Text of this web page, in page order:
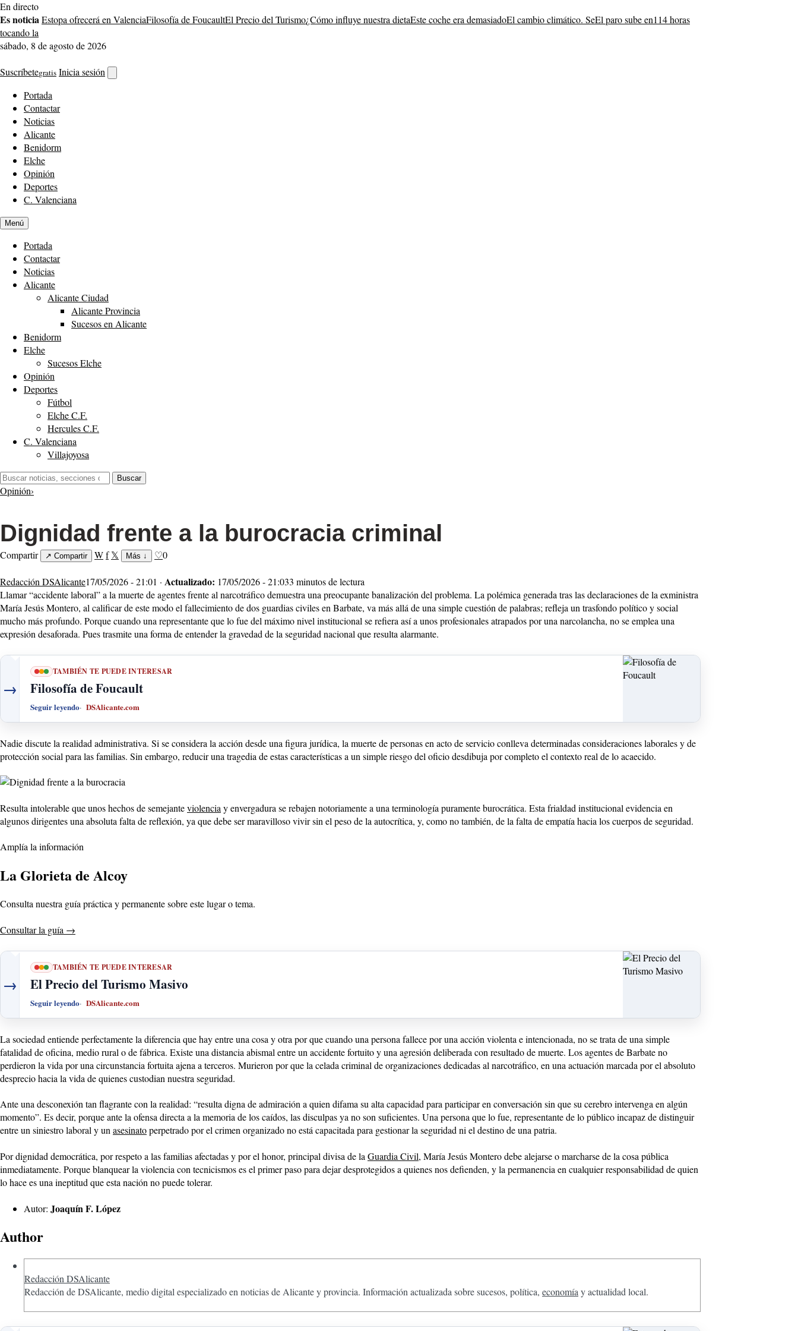
Saltar
al
contenido
En directo
Es noticiaEstopa ofrecerá en ValenciaFilosofía de FoucaultEl Precio del Turismo¿Cómo influye nuestra dietaEste coche era demasiadoEl cambio climático. SeEl paro sube en114 horas
tocando la
sábado, 8 de agosto de 2026
Suscríbetegratis Inicia sesión
buscador
Portada
Contactar
Noticias
Alicante
Benidorm
Elche
Opinión
Deportes
C. Valenciana
Menú
Portada
Contactar
Noticias
Alicante
Alicante Ciudad
Alicante Provincia
Sucesos en Alicante
Benidorm
Elche
Sucesos Elche
Opinión
Deportes
Fútbol
Elche C.F.
Hercules C.F.
C. Valenciana
Villajoyosa
Buscar:
Buscar
Opinión›
Dignidad frente a la burocracia criminal
Compartir ↗ Compartir Wf 𝕏 Más ↓ ♡0
Redacción DSAlicante17/05/2026 - 21:01 · Actualizado: 17/05/2026 - 21:033 minutos de lectura
Llamar “accidente laboral” a la muerte de agentes frente al narcotráfico demuestra una preocupante banalización del problema. La polémica generada tras las declaraciones de la exministra
María Jesús Montero, al calificar de este modo el fallecimiento de dos guardias civiles en Barbate, va más allá de una simple cuestión de palabras; refleja un trasfondo político y social
mucho más profundo. Porque cuando una representante que lo fue del máximo nivel institucional se refiera así a unos profesionales atrapados por una narcolancha, no se emplea una
expresión desaforada. Pues trasmite una forma de entender la gravedad de la seguridad nacional que resulta alarmante.
→
TAMBIÉN TE PUEDE INTERESAR
Filosofía de Foucault
Seguir leyendo DSAlicante.com
Nadie discute la realidad administrativa. Si se considera la acción desde una figura jurídica, la muerte de personas en acto de servicio conlleva determinadas consideraciones laborales y de
protección social para las familias. Sin embargo, reducir una tragedia de estas características a un simple riesgo del oficio desdibuja por completo el contexto real de lo acaecido.
Resulta intolerable que unos hechos de semejanteviolencia y envergadura se rebajen notoriamente a una terminología puramente burocrática. Esta frialdad institucional evidencia en
algunos dirigentes una absoluta falta de reflexión, ya que debe ser maravilloso vivir sin el peso de la autocrítica, y, como no también, de la falta de empatía hacia los cuerpos de seguridad.
Amplía la información
La Glorieta de Alcoy
Consulta nuestra guía práctica y permanente sobre este lugar o tema.
Consultar la guía →
→
TAMBIÉN TE PUEDE INTERESAR
El Precio del Turismo Masivo
Seguir leyendo DSAlicante.com
La sociedad entiende perfectamente la diferencia que hay entre una cosa y otra por que cuando una persona fallece por una acción violenta e intencionada, no se trata de una simple
fatalidad de oficina, medio rural o de fábrica. Existe una distancia abismal entre un accidente fortuito y una agresión deliberada con resultado de muerte. Los agentes de Barbate no
perdieron la vida por una circunstancia fortuita ajena a terceros. Murieron por que la celada criminal de organizaciones dedicadas al narcotráfico, en una actuación marcada por el absoluto
desprecio hacia la vida de quienes custodian nuestra seguridad.
Ante una desconexión tan flagrante con la realidad: “resulta digna de admiración a quien difama su alta capacidad para participar en conversación sin que su cerebro intervenga en algún
momento”. Es decir, porque ante la ofensa directa a la memoria de los caídos, las disculpas ya no son suficientes. Una persona que lo fue, representante de lo público incapaz de distinguir
entre un siniestro laboral y unasesinatoperpetrado por el crimen organizado no está capacitada para gestionar la seguridad ni el destino de una patria.
Por dignidad democrática, por respeto a las familias afectadas y por el honor, principal divisa de la Guardia Civil, María Jesús Montero debe alejarse o marcharse de la cosa pública
inmediatamente. Porque blanquear la violencia con tecnicismos es el primer paso para dejar desprotegidos a quienes nos defienden, y la permanencia en cualquier responsabilidad de quien
lo hace es una ineptitud que esta nación no puede tolerar.
Autor: Joaquín F. López
Author
Redacción DSAlicante
Redacción de DSAlicante, medio digital especializado en noticias de Alicante y provincia. Información actualizada sobre sucesos, política, economíay actualidad local.